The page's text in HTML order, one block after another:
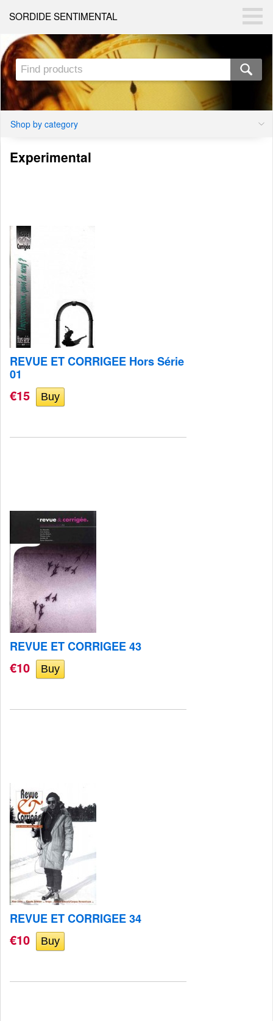
SORDIDE SENTIMENTAL
Shop by category
Experimental
REVUE ET CORRIGEE Hors Série
01
€15
REVUE ET CORRIGEE 43
€10
REVUE ET CORRIGEE 34
€10